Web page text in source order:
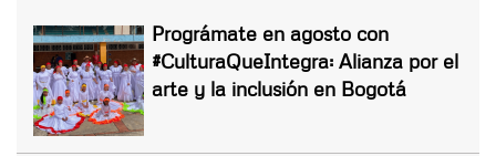
Prográmate en agosto con
#CulturaQueIntegra: Alianza por el
arte y la inclusión en Bogotá